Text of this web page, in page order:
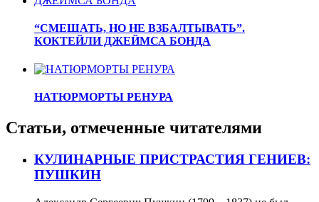
“СМЕШАТЬ, НО НЕ ВЗБАЛТЫВАТЬ”.
КОКТЕЙЛИ ДЖЕЙМСА БОНДА
НАТЮРМОРТЫ РЕНУРА
Статьи, отмеченные читателями
КУЛИНАРНЫЕ ПРИСТРАСТИЯ ГЕНИЕВ:
ПУШКИН